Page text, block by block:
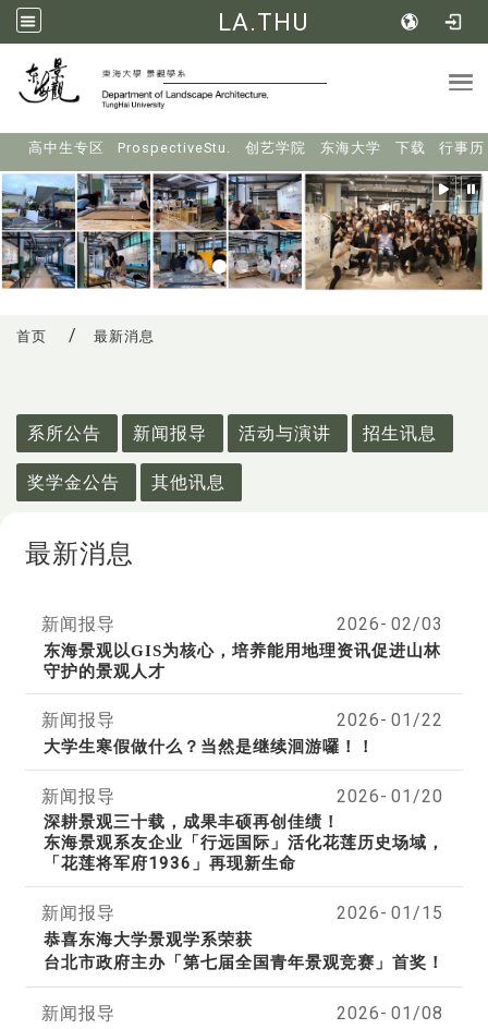
LA.THU
高中生专区 ProspectiveStu. 创艺学院 东海大学 下载 行事历
首页 最新消息
系所公告
新闻报导 活动与演讲 招生讯息
奖学金公告 其他讯息
最新消息
新闻报导
东海景观以GIS为核心，培养能用地理资讯促进山林
守护的景观人才
2026- 02/03
新闻报导
大学生寒假做什么？当然是继续洄游囉！！
2026- 01/22
新闻报导
深耕景观三十载，成果丰硕再创佳绩！
东海景观系友企业「行远国际」活化花莲历史场域，
「花莲将军府1936」再现新生命
2026- 01/20
新闻报导
恭喜东海大学景观学系荣获
台北市政府主办「第七届全国青年景观竞赛」首奖！
2026- 01/15
新闻报导 2026- 01/08